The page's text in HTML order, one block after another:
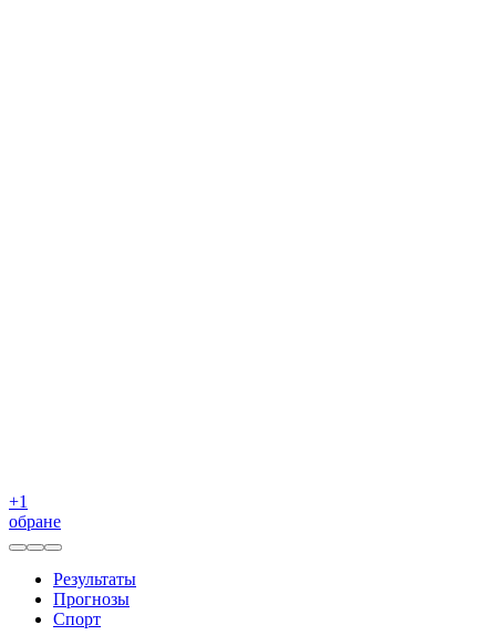
+1
обране
Результаты
Прогнозы
Спорт